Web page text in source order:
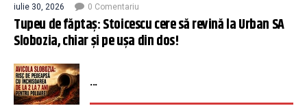
iulie 30, 2026 0 Comentariu
Tupeu de făptaș: Stoicescu cere să revină la Urban SA
Slobozia, chiar și pe ușa din dos!
...